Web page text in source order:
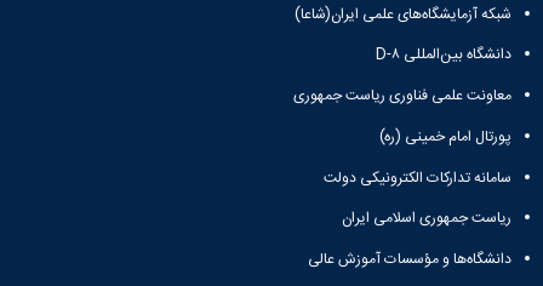
شبکه آزمایشگاه‌های علمی ایران(شاعا)
دانشگاه بین‌المللی D-۸
معاونت علمی فناوری ریاست جمهوری
پورتال امام خمینی (ره)
سامانه تدارکات الکترونیکی دولت
ریاست جمهوری اسلامی ایران
دانشگاه‌ها و مؤسسات آموزش عالی